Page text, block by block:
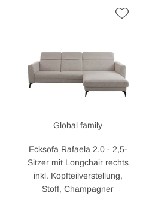
Global family
Ecksofa Rafaela 2.0 - 2,5-
Sitzer mit Longchair rechts
inkl. Kopfteilverstellung,
Stoff, Champagner